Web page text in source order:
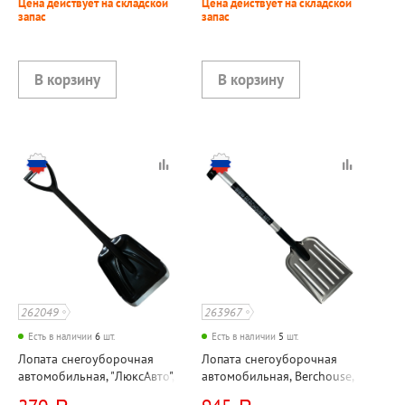
и планкой, V-образн.ручка
Цена действует на складской
запас
высший сорт
Цена действует на складской
запас
262049
Есть в наличии 6 шт.
Лопата снегоуборочная
автомобильная, "ЛюксАвто",
263967
Есть в наличии 5 шт.
Лопата снегоуборочная
автомобильная, Berchouse,